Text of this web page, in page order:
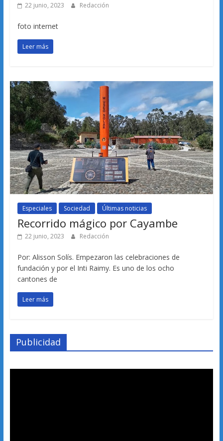
22 junio, 2023 Redacción
foto internet
Leer más
Especiales Sociedad Últimas noticias
Recorrido mágico por Cayambe
22 junio, 2023 Redacción
Por: Alisson Solís. Empezaron las celebraciones de
fundación y por el Inti Raimy. Es uno de los ocho
cantones de
Leer más
Publicidad